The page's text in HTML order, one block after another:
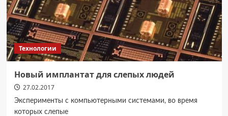
Технологии
Новый имплантат для слепых людей
27.02.2017
Эксперименты с компьютерными системами, во время
которых слепые